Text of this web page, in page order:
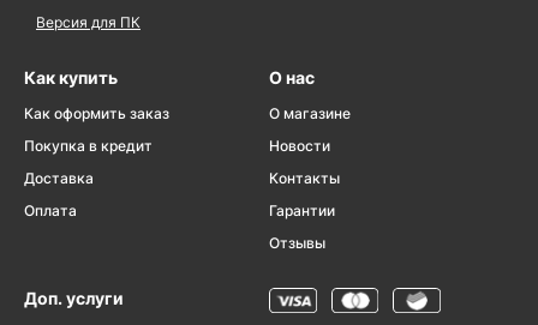
Версия для ПК
Как купить
Как оформить заказ
Покупка в кредит
Доставка
Оплата
О нас
О магазине
Новости
Контакты
Гарантии
Отзывы
Доп. услуги